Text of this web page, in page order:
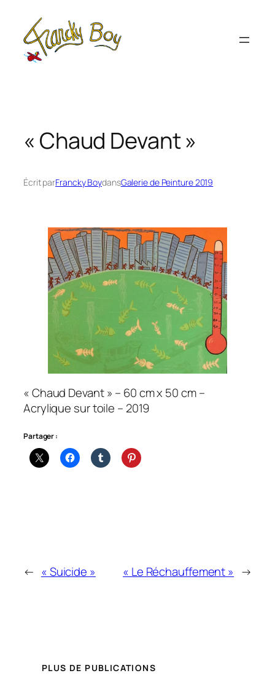
contenu
« Chaud Devant »
Écrit parFrancky BoydansGalerie de Peinture 2019
« Chaud Devant » – 60 cm x 50 cm –
Acrylique sur toile – 2019
Partager :
← « Suicide » « Le Réchauffement » →
PLUS DE PUBLICATIONS